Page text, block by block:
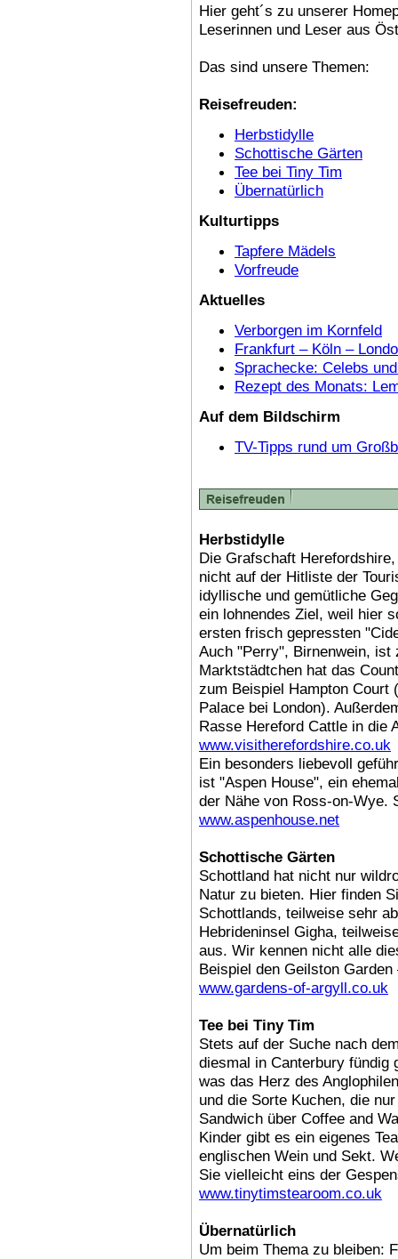
Hier geht´s zu unserer
Leserinnen und Leser aus
Das sind unsere Themen:
Reisefreuden:
Herbstidylle
Schottische Gärten
Tee bei Tiny Tim
Übernatürlich
Kulturtipps
Tapfere Mädels
Vorfreude
Aktuelles
Verborgen im Kornfeld
Frankfurt – Köln –
Sprachecke: Celebs
Rezept des Monats:
Auf dem Bildschirm
TV-Tipps rund um
Herbstidylle
Die Grafschaft
nicht auf der Hitliste der
idyllische und gemütliche
ein lohnendes Ziel, weil hier
ersten frisch gepressten
Auch "Perry", Birnenwein, ist
Marktstädtchen hat das
zum Beispiel Hampton Court
Palace bei London).
Rasse Hereford Cattle in die
www.visitherefordshire.co.uk
Ein besonders liebevoll
ist "Aspen House", ein
der Nähe von Ross-on-Wye.
www.aspenhouse.net
Schottische Gärten
Schottland hat nicht nur
Natur zu bieten. Hier finden
Schottlands, teilweise sehr
Hebrideninsel Gigha,
aus. Wir kennen nicht alle
Beispiel den Geilston
www.gardens-of-argyll.co.uk
Tee bei Tiny Tim
Stets auf der Suche nach
diesmal in Canterbury fündig
was das Herz des
und die Sorte Kuchen, die
Sandwich über Coffee and
Kinder gibt es ein eigenes
englischen Wein und Sekt.
Sie vielleicht eins der
www.tinytimstearoom.co.uk
Übernatürlich
Um beim Thema zu bleiben: